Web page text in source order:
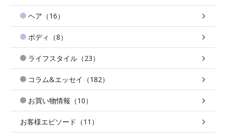
ヘア（16）
ボディ（8）
ライフスタイル（23）
コラム&エッセイ（182）
お買い物情報（10）
お客様エピソード（11）